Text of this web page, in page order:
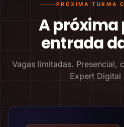
PRÓXIMA TURMA
A próxima
entrada
Vagas limitadas. Presencial,
Expert Digital